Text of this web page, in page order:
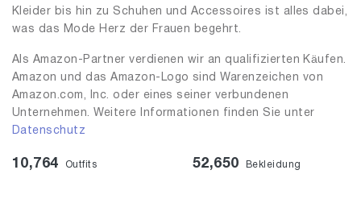
Kleider bis hin zu Schuhen und Accessoires ist alles dabei,
was das Mode Herz der Frauen begehrt.
Als Amazon-Partner verdienen wir an qualifizierten Käufen.
Amazon und das Amazon-Logo sind Warenzeichen von
Amazon.com, Inc. oder eines seiner verbundenen
Unternehmen. Weitere Informationen finden Sie unter
Datenschutz
10,764 Outfits 52,650 Bekleidung